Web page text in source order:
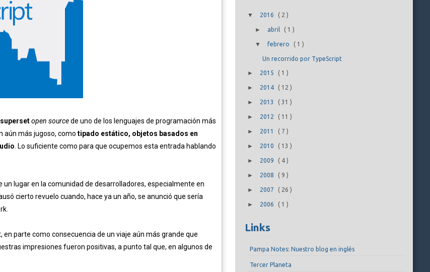
supersetopen sourcede uno de los lenguajes de programación más
aún más jugoso, como tipado estático, objetos basados en
. Lo suficiente como para que ocupemos esta entrada hablando
lugar en la comunidad de desarrolladores, especialmente en
cierto revuelo cuando, hace ya un año, se anunció que sería
parte como consecuencia de un viaje aún más grande que
impresiones fueron positivas, a punto tal que, en algunos de
▼ 2016 ( 2)
► abril ( 1 )
▼ febrero ( 1 )
Un recorrido por TypeScript
► 2015 ( 1)
► 2014 ( 12)
► 2013 (31)
► 2012 ( 11)
► 2011 ( 7)
► 2010 ( 13)
► 2009 ( 4)
► 2008 ( 9)
► 2007 ( 26)
► 2006 ( 1)
Links
Pampa Notes: Nuestro blog en inglés
Tercer Planeta